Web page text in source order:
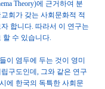
Theory)에 근거하여 분
회가 갖는 사회문화적 적
합니다.따라서 이 연구는
할 수 있습니다.
이 염두에 두는 것이 영미
구도인데, 그와 같은 연구
에 한국의 독특한 사회문